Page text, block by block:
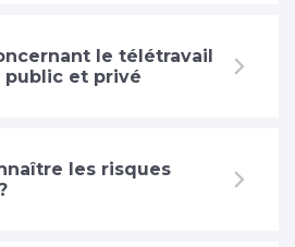
le télétravail
public et privé
les risques